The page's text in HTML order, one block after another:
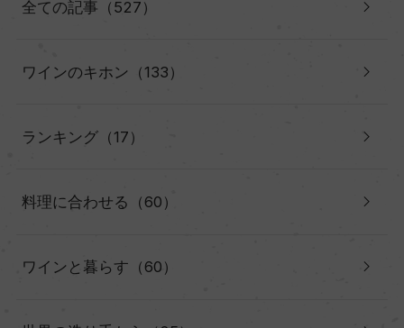
全ての記事（527）
ワインのキホン（133）
ランキング（17）
料理に合わせる（60）
ワインと暮らす（60）